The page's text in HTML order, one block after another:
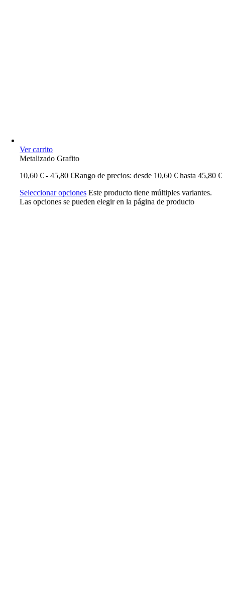
Ver carrito
Metalizado Grafito
10,60€ - 45,80€Rango de precios: desde 10,60 € hasta 45,80 €
Seleccionar opciones Este producto tiene múltiples variantes.
Las opciones se pueden elegir en la página de producto